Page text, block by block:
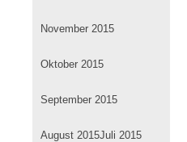
November 2015
Oktober 2015
September 2015
August 2015Juli 2015